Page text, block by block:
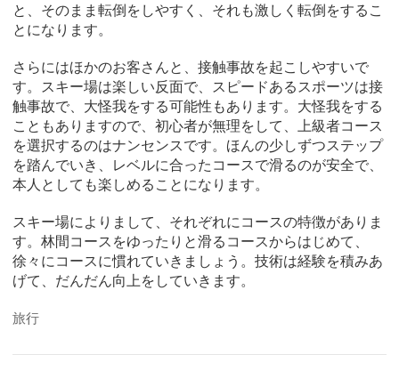
と、そのまま転倒をしやすく、それも激しく転倒をするこ
とになります。
さらにはほかのお客さんと、接触事故を起こしやすいで
す。スキー場は楽しい反面で、スピードあるスポーツは接
触事故で、大怪我をする可能性もあります。大怪我をする
こともありますので、初心者が無理をして、上級者コース
を選択するのはナンセンスです。ほんの少しずつステップ
を踏んでいき、レベルに合ったコースで滑るのが安全で、
本人としても楽しめることになります。
スキー場によりまして、それぞれにコースの特徴がありま
す。林間コースをゆったりと滑るコースからはじめて、
徐々にコースに慣れていきましょう。技術は経験を積みあ
げて、だんだん向上をしていきます。
旅行